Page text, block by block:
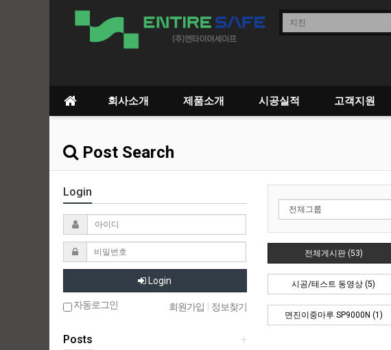
회사소개 제품소개 시공실적 고객지원
Post Search
전체게시판 (53)
시공/테스트 동영상 (5)
면진이중마루 SP9000N (1)
Login
Login
자동로그인 회원가입 정보찾기
+
Posts